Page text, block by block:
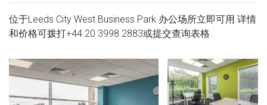
位于Leeds City West Business Park 办公场所立即可用.详情
和价格可拨打+44 20 3998 2883或提交查询表格.